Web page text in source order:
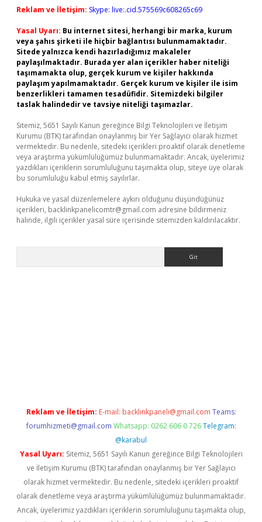
Reklam ve İletişim: Skype: live:.cid.575569c608265c69
Yasal Uyarı: Bu internet sitesi, herhangi bir marka, kurum
veya şahıs şirketi ile hiçbir bağlantısı bulunmamaktadır.
Sitede yalnızca kendi hazırladığımız makaleler
paylaşılmaktadır. Burada yer alan içerikler haber niteliği
taşımamakta olup, gerçek kurum ve kişiler hakkında
paylaşım yapılmamaktadır. Gerçek kurum ve kişiler ile isim
benzerlikleri tamamen tesadüfidir. Sitemizdeki bilgiler
taslak halindedir ve tavsiye niteliği taşımazlar.
Sitemiz, 5651 Sayılı Kanun gereğince Bilgi Teknolojileri ve İletişim
Kurumu (BTK) tarafından onaylanmış bir Yer Sağlayıcı olarak hizmet
vermektedir. Bu nedenle, sitedeki içerikleri proaktif olarak denetleme
veya araştırma yükümlülüğümüz bulunmamaktadır. Ancak, üyelerimiz
yazdıkları içeriklerin sorumluluğunu taşımakta olup, siteye üye olarak
bu sorumluluğu kabul etmiş sayılırlar.
Hukuka ve yasal düzenlemelere aykırı olduğunu düşündüğünüz
içerikleri, backlinkpanelicomtr@gmail.com adresine bildirmeniz
halinde, ilgili içerikler yasal süre içerisinde sitemizden kaldırılacaktır.
Reklam ve İletişim: E-mail: backlinkpaneli@gmail.com Teams:
forumhizmeti@gmail.com Whatsapp: 0262 606 0 726 Telegram:
@karabul
Yasal Uyarı: Sitemiz, 5651 Sayılı Kanun gereğince Bilgi Teknolojileri
ve İletişim Kurumu (BTK) tarafından onaylanmış bir Yer Sağlayıcı
olarak hizmet vermektedir. Bu nedenle, sitedeki içerikleri proaktif
olarak denetleme veya araştırma yükümlülüğümüz bulunmamaktadır.
Ancak, üyelerimiz yazdıkları içeriklerin sorumluluğunu taşımakta olup,